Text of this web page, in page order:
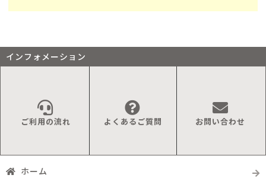
インフォメーション
ご利用の流れ よくあるご質問 お問い合わせ
ホーム